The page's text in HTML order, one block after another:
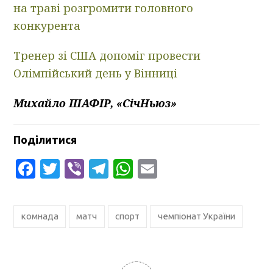
на траві розгромити головного
конкурента
Тренер зі США допоміг провести
Олімпійський день у Вінниці
Михайло ШАФІР, «СічНьюз»
Поділитися
Facebook
Twitter
ViberTelegram
WhatsApp
комнада матч спорт чемпіонат України